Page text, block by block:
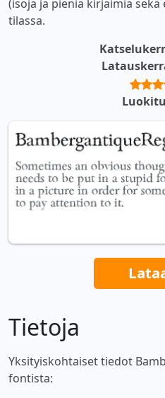
(isoja ja pieniä kirjaimia
tilassa.
Tietoja
Yksityiskohtaiset tiedot
fontista: